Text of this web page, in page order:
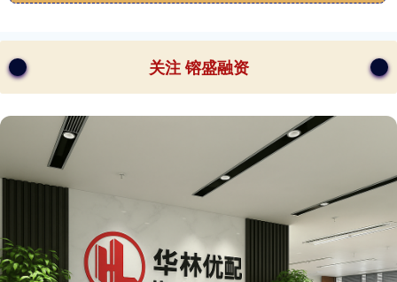
关注 镕盛融资